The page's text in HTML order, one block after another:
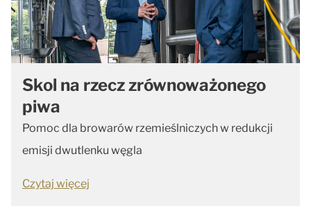
Skol na rzecz zrównoważonego
piwa
Pomoc dla browarów rzemieślniczych w redukcji
emisji dwutlenku węgla
Czytaj więcej